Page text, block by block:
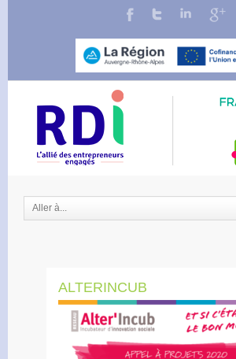
Aller à...
ALTERINCUB